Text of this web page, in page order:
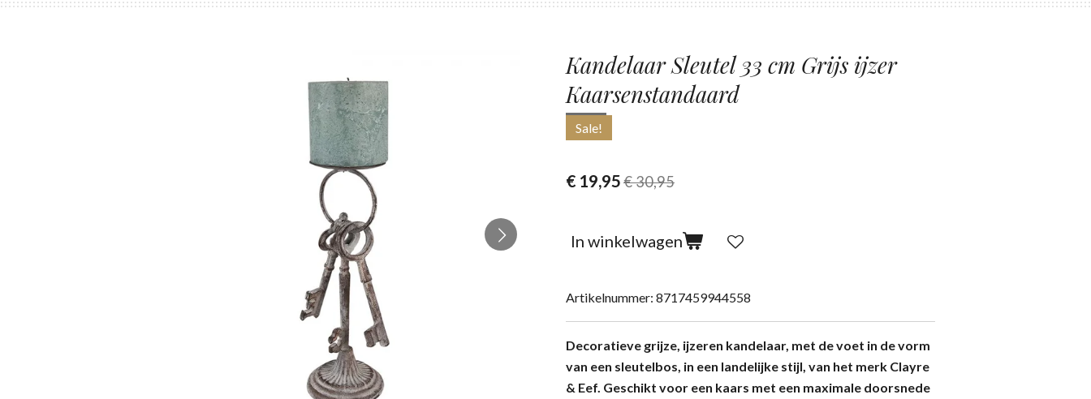
Kandelaar Sleutel 33 cm Grijs ijzer
Kaarsenstandaard
Sale!
€ 19,95€ 30,95
In winkelwagen
Artikelnummer: 8717459944558
Decoratieve grijze, ijzeren kandelaar, met de voet in de vorm
van een sleutelbos, in een landelijke stijl, van het merk Clayre
& Eef. Geschikt voor een kaars met een maximale doorsnede